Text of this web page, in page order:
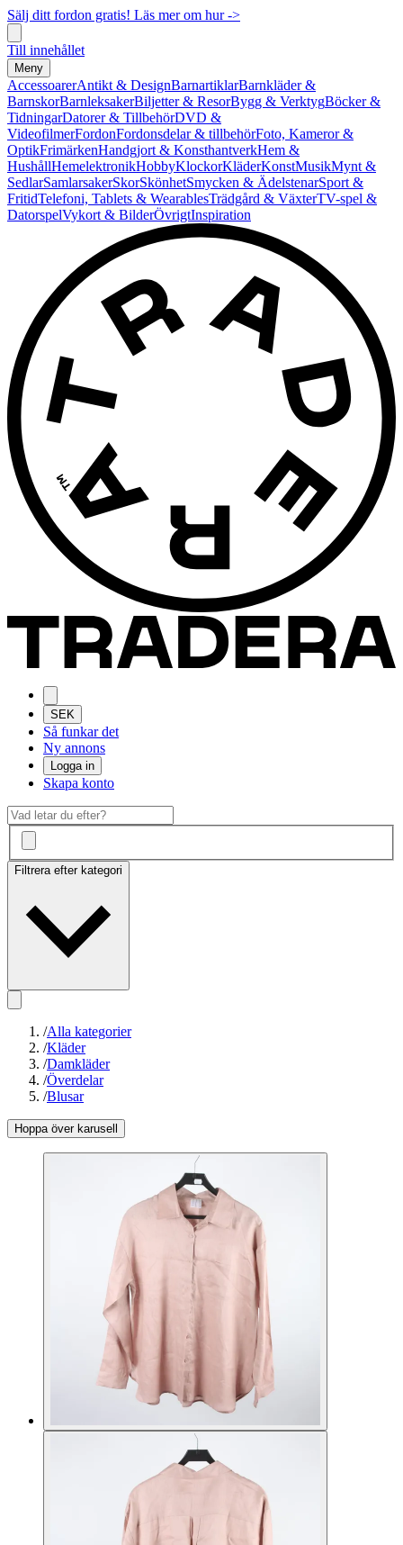
Sälj ditt fordon gratis! Läs mer om hur ->
Till innehållet
Meny
AccessoarerAntikt & DesignBarnartiklarBarnkläder &
BarnskorBarnleksakerBiljetter & ResorBygg & VerktygBöcker &
TidningarDatorer & TillbehörDVD &
VideofilmerFordonFordonsdelar & tillbehörFoto, Kameror &
OptikFrimärkenHandgjort & KonsthantverkHem &
HushållHemelektronikHobbyKlockorKläderKonstMusikMynt &
SedlarSamlarsakerSkorSkönhetSmycken & ÄdelstenarSport &
FritidTelefoni, Tablets & WearablesTrädgård & VäxterTV-spel &
DatorspelVykort & BilderÖvrigtInspiration
SEK
Så funkar det
Ny annons
Logga in
Skapa konto
Filtrera efter kategori
/Alla kategorier
/Kläder
/Damkläder
/Överdelar
/Blusar
Hoppa över karusell